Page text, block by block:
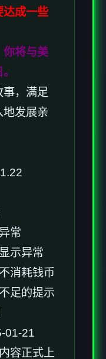
达成一些
你将与美
，满足
地发展亲
常
示异常
消耗钱币
足的提示
01-21
容正式上